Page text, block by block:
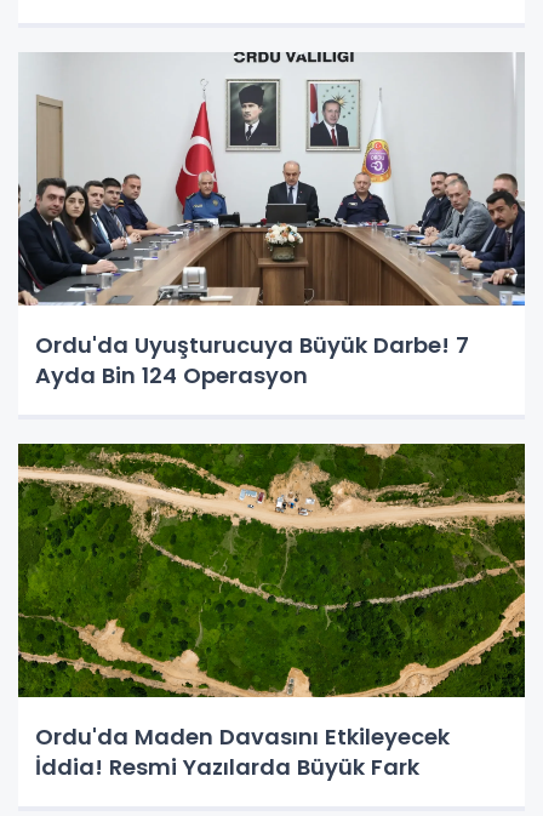
Ordu'da Uyuşturucuya Büyük Darbe! 7
Ayda Bin 124 Operasyon
Ordu'da Maden Davasını Etkileyecek
İddia! Resmi Yazılarda Büyük Fark